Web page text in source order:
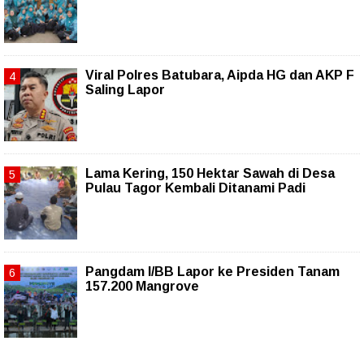
Viral Polres Batubara, Aipda HG dan AKP F
Saling Lapor
Lama Kering, 150 Hektar Sawah di Desa
Pulau Tagor Kembali Ditanami Padi
Pangdam I/BB Lapor ke Presiden Tanam
157.200 Mangrove